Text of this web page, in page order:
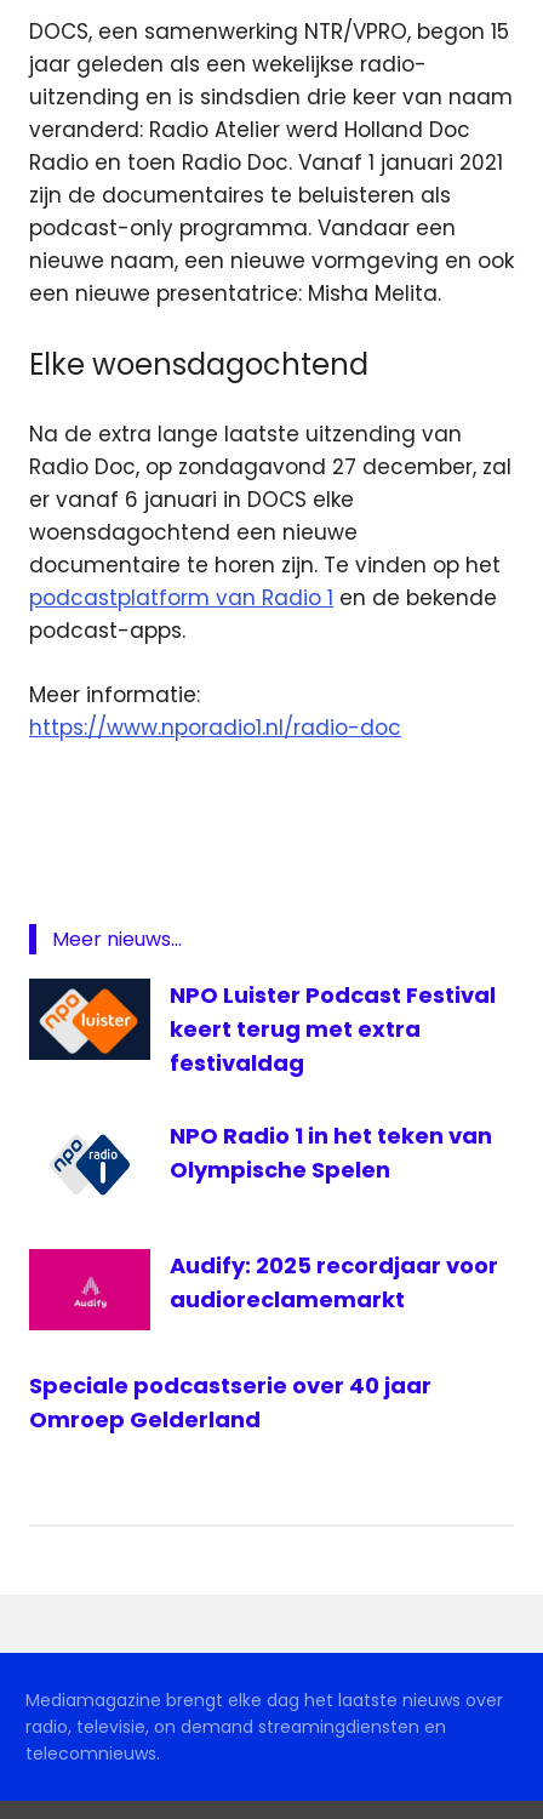
DOCS, een samenwerking NTR/VPRO, begon 15
jaar geleden als een wekelijkse radio-
uitzending en is sindsdien drie keer van naam
veranderd: Radio Atelier werd Holland Doc
Radio en toen Radio Doc. Vanaf 1 januari 2021
zijn de documentaires te beluisteren als
podcast-only programma. Vandaar een
nieuwe naam, een nieuwe vormgeving en ook
een nieuwe presentatrice: Misha Melita.
Elke woensdagochtend
Na de extra lange laatste uitzending van
Radio Doc, op zondagavond 27 december, zal
er vanaf 6 januari in DOCS elke
woensdagochtend een nieuwe
documentaire te horen zijn. Te vinden op het
podcastplatform van Radio 1 en de bekende
podcast-apps.
Meer informatie:
https://www.nporadio1.nl/radio-doc
Doc
Meer nieuws...
NPO Luister Podcast Festival
keert terug met extra
festivaldag
NPO Radio 1 in het teken van
Olympische Spelen
Audify: 2025 recordjaar voor
audioreclamemarkt
Speciale podcastserie over 40 jaar
Omroep Gelderland
Mediamagazine brengt elke dag het laatste nieuws over
radio, televisie, on demand streamingdiensten en
telecomnieuws.